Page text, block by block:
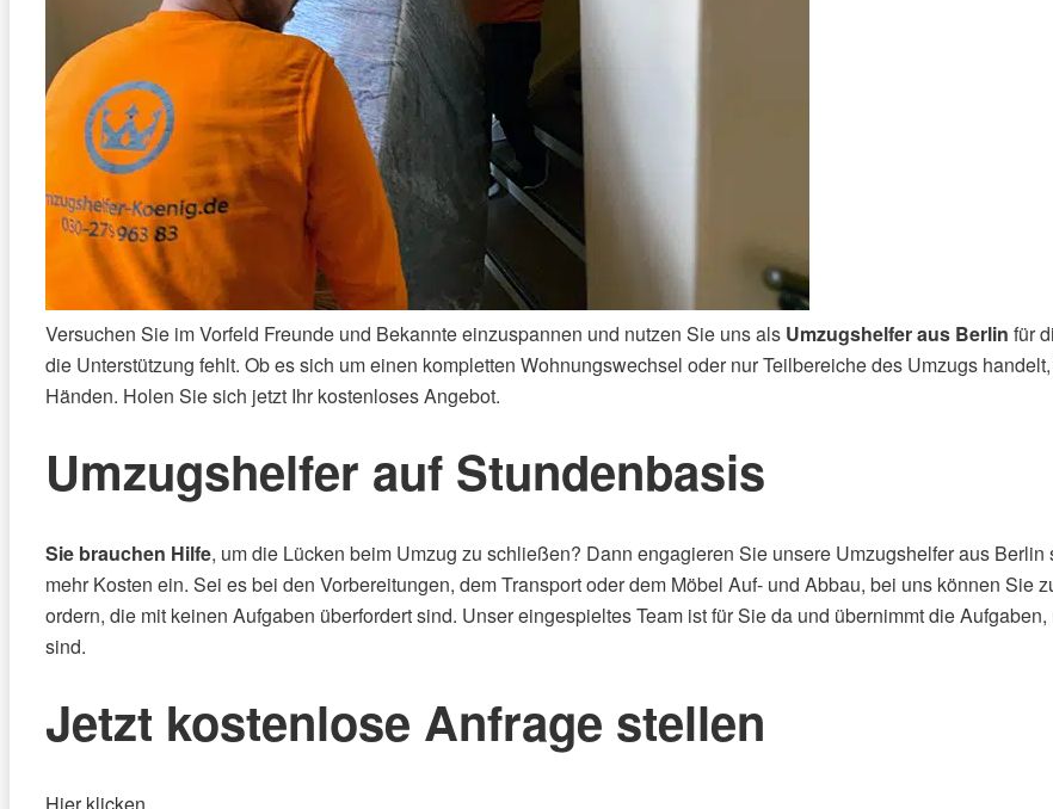
Versuchen Sie im Vorfeld Freunde und Bekannte einzuspannen und nutzen Sie uns als Umzugshelfer aus Berlin für
die Unterstützung fehlt. Ob es sich um einen kompletten Wohnungswechsel oder nur Teilbereiche des Umzugs
Händen. Holen Sie sich jetzt Ihr kostenloses Angebot.
Umzugshelfer auf Stundenbasis
Sie brauchen Hilfe, um die Lücken beim Umzug zu schließen? Dann engagieren Sie unsere Umzugshelfer aus
mehr Kosten ein. Sei es bei den Vorbereitungen, dem Transport oder dem Möbel Auf- und Abbau, bei uns können Sie
ordern, die mit keinen Aufgaben überfordert sind. Unser eingespieltes Team ist für Sie da und übernimmt die
sind.
Jetzt kostenlose Anfrage stellen
Hier klicken